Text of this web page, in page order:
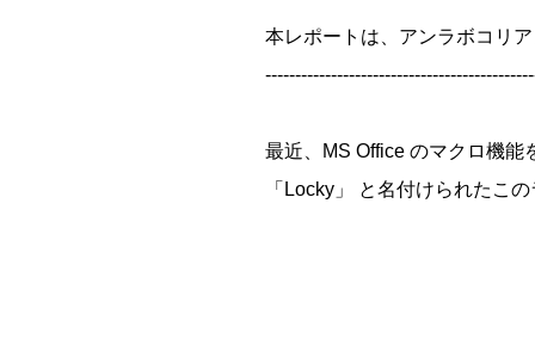
本レポートは、アンラボコリ
最近、MS Office のマクロ機
「Locky」 と名付けられたこ